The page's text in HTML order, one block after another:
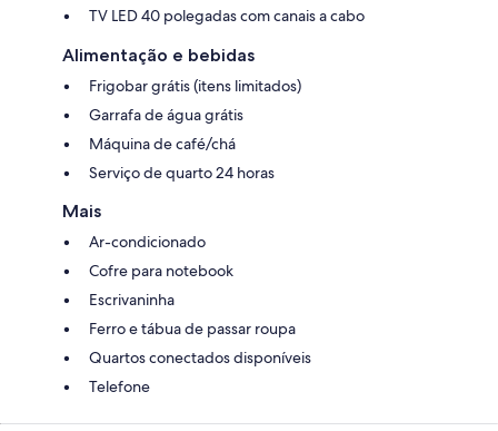
TV LED 40 polegadas com canais a cabo
Alimentação e bebidas
Frigobar grátis (itens limitados)
Garrafa de água grátis
Máquina de café/chá
Serviço de quarto 24 horas
Mais
Ar-condicionado
Cofre para notebook
Escrivaninha
Ferro e tábua de passar roupa
Quartos conectados disponíveis
Telefone